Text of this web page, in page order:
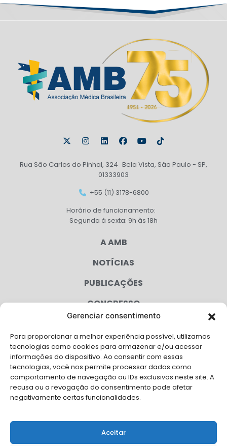
Gerenciar consentimento
Para proporcionar a melhor experiência possível, utilizamos
tecnologias como cookies para armazenar e/ou acessar
informações do dispositivo. Ao consentir com essas
tecnologias, você nos permite processar dados como
comportamento de navegação ou IDs exclusivos neste site. A
recusa ou a revogação do consentimento pode afetar
negativamente certas funcionalidades.
Aceitar
Rua São Carlos do Pinhal, 324 Bela Vista, São Paulo - SP,
01333903
+55 (11) 3178-6800
Horário de funcionamento:
Segunda à sexta: 9h às 18h
A AMB
NOTÍCIAS
PUBLICAÇÕES
CONGRESSO
CAMPANHAS
SERVIÇOS
FILIADAS
FALE CONOSCO